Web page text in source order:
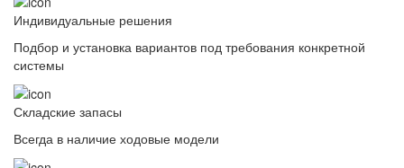
Индивидуальные решения
Подбор и установка вариантов под требования конкретной
системы
Складские запасы
Всегда в наличие ходовые модели